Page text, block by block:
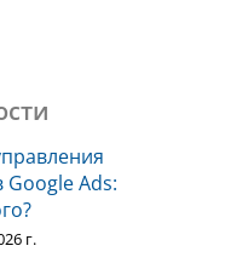
Ads:
г.